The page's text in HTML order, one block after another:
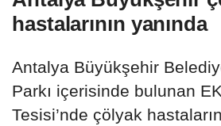
hastalarının yanında
Antalya Büyükşehir
Parkı içerisinde bulunan
Tesisi’nde çölyak